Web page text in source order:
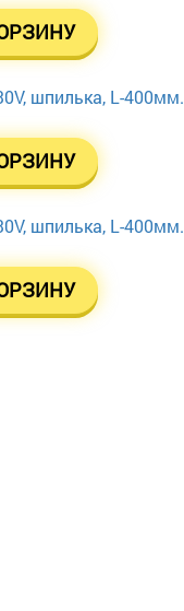
шпилька, L-400мм.
шпилька, L-400мм.